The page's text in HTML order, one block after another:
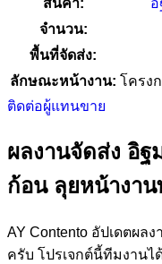
สินค้า:
จำนวน:
พื้นที่จัดส่ง:
ลักษณะหน้างาน: โครง
ติดต่อผู้แทนขาย
ผลงานจัดส่ง อิฐ
ก้อน ลุยหน้างา
AY Contento อัปเดตผล
ครับ โปรเจกต์นี้ทีมงาน